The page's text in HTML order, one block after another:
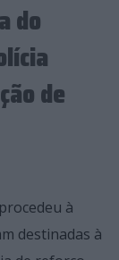
do
de
à
destinadas à